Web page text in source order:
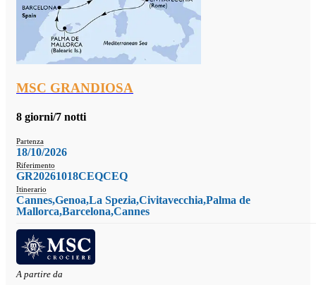
MSC GRANDIOSA
8 giorni/7 notti
Partenza
18/10/2026
Riferimento
GR20261018CEQCEQ
Itinerario
Cannes,Genoa,La Spezia,Civitavecchia,Palma de
Mallorca,Barcelona,Cannes
A partire da